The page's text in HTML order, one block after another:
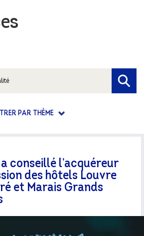
PAR THÈME
conseillé l’acquéreur
des hôtels Louvre
et Marais Grands